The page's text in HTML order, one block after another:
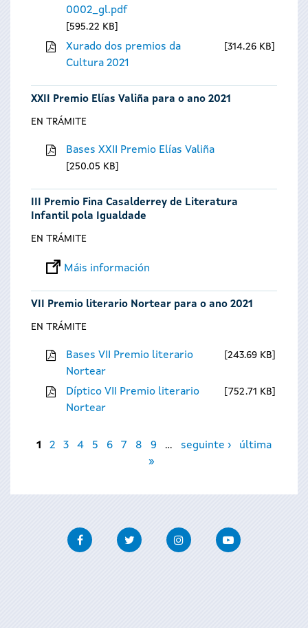
0002_gl.pdf
595.22 KB
Xurado dos premios da
Cultura 2021
314.26 KB
XXII Premio Elías Valiña para o ano 2021
EN TRÁMITE
Bases XXII Premio Elías Valiña
250.05 KB
III Premio Fina Casalderrey de Literatura
Infantil pola Igualdade
EN TRÁMITE
Máis información
VII Premio literario Nortear para o ano 2021
EN TRÁMITE
Bases VII Premio literario
Nortear
243.69 KB
Díptico VII Premio literario
Nortear
752.71 KB
Páxinas
1 2 3 4 5 6 7 8 9 … seguinte ›
última
»
FacebookTwitter InstagramYoutube